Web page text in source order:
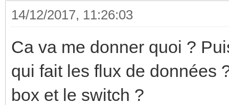
14/12/2017, 11:26:03
Ca va me donner quoi ?
qui fait les flux de données
box et le switch ?